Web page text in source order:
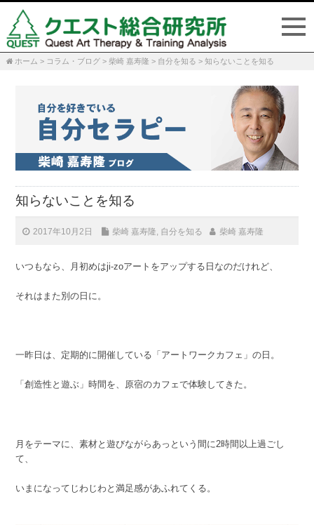
ホーム > コラム・ブログ> 柴崎 嘉寿隆 > 自分を知る > 知らないことを知る
知らないことを知る
2017年10月2日 柴崎 嘉寿隆, 自分を知る 柴崎 嘉寿隆
いつもなら、月初めはji-zoアートをアップする日なのだけれど、
それはまた別の日に。
一昨日は、定期的に開催している「アートワークカフェ」の日。
「創造性と遊ぶ」時間を、原宿のカフェで体験してきた。
月をテーマに、素材と遊びながらあっという間に2時間以上過ごし
て、
いまになってじわじわと満足感があふれてくる。